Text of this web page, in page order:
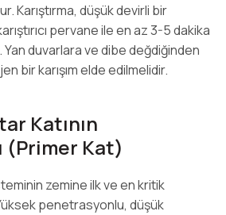
Karıştırma, düşük devirli bir
pervane ile en az 3-5 dakika
Yan duvarlara ve dibe değdiğinden
bir karışım elde edilmelidir.
Katının
(Primer Kat)
zemine ilk ve en kritik
penetrasyonlu, düşük